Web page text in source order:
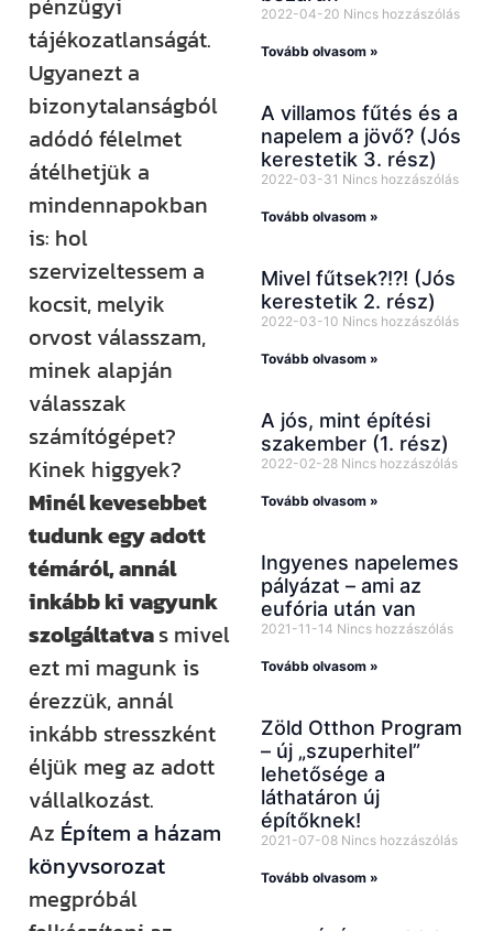
tájékozatlanságát.
Ugyanezt a
bizonytalanságból
adódó félelmet
átélhetjük a
mindennapokban
is: hol
szervizeltessem a
kocsit, melyik
orvost válasszam,
minek alapján
válasszak
számítógépet?
Kinek higgyek?
Minél kevesebbet
tudunk egy adott
témáról, annál
inkább ki vagyunk
szolgáltatvas mivel
ezt mi magunk is
érezzük, annál
inkább stresszként
éljük meg az adott
vállalkozást.
Az Építem a házam
könyvsorozat
megpróbál
2022-04-20 Nincs hozzászólás
Tovább olvasom »
A villamos fűtés és a
napelem a jövő? (Jós
kerestetik 3. rész)
2022-03-31 Nincs hozzászólás
Tovább olvasom »
Mivel fűtsek?!?! (Jós
kerestetik 2. rész)
2022-03-10 Nincs hozzászólás
Tovább olvasom »
A jós, mint építési
szakember (1. rész)
2022-02-28 Nincs hozzászólás
Tovább olvasom »
Ingyenes napelemes
pályázat – ami az
eufória után van
2021-11-14 Nincs hozzászólás
Tovább olvasom »
Zöld Otthon Program
– új „szuperhitel”
lehetősége a
láthatáron új
építőknek!
2021-07-08 Nincs hozzászólás
Tovább olvasom »